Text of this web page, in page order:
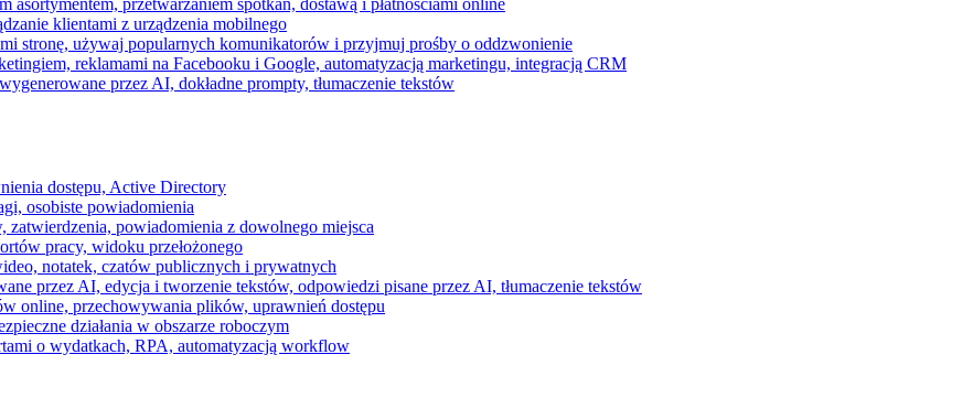
asortymentem, przetwarzaniem spotkań, dostawą i płatnościami online
klientami z urządzenia mobilnego
stronę, używaj popularnych komunikatorów i przyjmuj prośby o oddzwonienie
reklamami na Facebooku i Google, automatyzacją marketingu, integracją CRM
przez AI, dokładne prompty, tłumaczenie tekstów
dostępu, Active Directory
osobiste powiadomienia
zatwierdzenia, powiadomienia z dowolnego miejsca
pracy, widoku przełożonego
notatek, czatów publicznych i prywatnych
przez AI, edycja i tworzenie tekstów, odpowiedzi pisane przez AI, tłumaczenie tekstów
online, przechowywania plików, uprawnień dostępu
działania w obszarze roboczym
o wydatkach, RPA, automatyzacją workflow